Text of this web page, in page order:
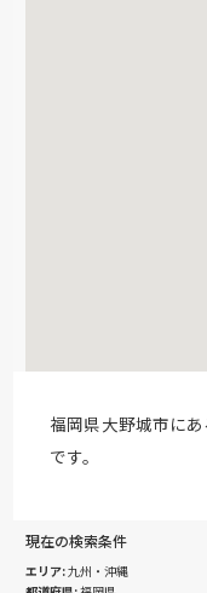
福岡県大野城市に
です。
現在の検索条件
エリア 九州・沖縄